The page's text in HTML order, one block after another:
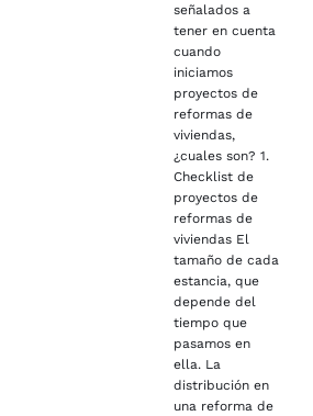
señalados a
tener en cuenta
cuando
iniciamos
proyectos de
reformas de
viviendas,
¿cuales son? 1.
Checklist de
proyectos de
reformas de
viviendas El
tamaño de cada
estancia, que
depende del
tiempo que
pasamos en
ella. La
distribución en
una reforma de